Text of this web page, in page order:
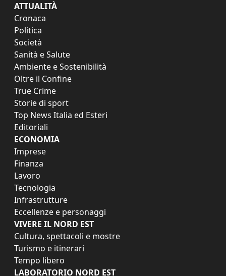
ATTUALITÀ
Cronaca
Politica
Società
Sanità e Salute
Ambiente e Sostenibilità
Oltre il Confine
True Crime
Storie di sport
Top News Italia ed Esteri
Editoriali
ECONOMIA
Imprese
Finanza
Lavoro
Tecnologia
Infrastrutture
Eccellenze e personaggi
VIVERE IL NORD EST
Cultura, spettacoli e mostre
Turismo e itinerari
Tempo libero
LABORATORIO NORD EST